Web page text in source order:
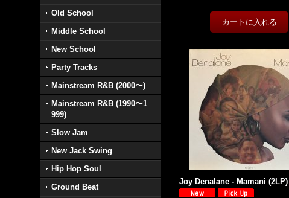
Old School
Middle School
New School
Party Tracks
Mainstream R&B (2000〜)
Mainstream R&B (1990〜1
999)
Slow Jam
New Jack Swing
Hip Hop Soul
Ground Beat
Joy Denalane - Mamani (2LP)